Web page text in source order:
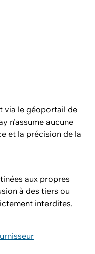
via le géoportail de
n'assume aucune
et la précision de la
aux propres
à des tiers ou
interdites.